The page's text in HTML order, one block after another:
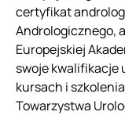
certyfikat
Andrologicznego,
Europejskiej
swoje kwalifikacje
kursach i
Towarzystwa